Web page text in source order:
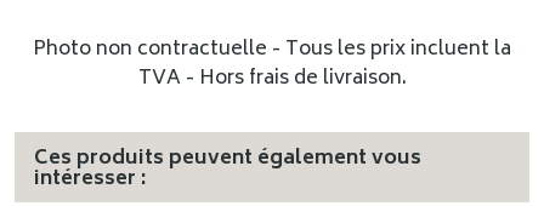
Photo non contractuelle - Tous les prix incluent la
TVA - Hors frais de livraison.
Ces produits peuvent également vous
intéresser :